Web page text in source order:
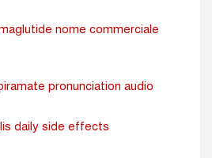
nome commerciale
pronunciation audio
daily side effects